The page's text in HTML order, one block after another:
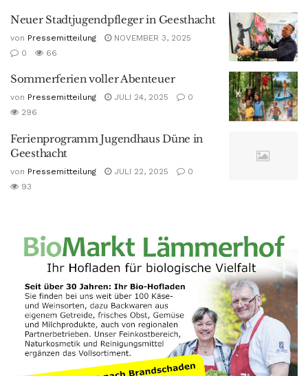
Neuer Stadtjugendpfleger in Geesthacht
von Pressemitteilung
NOVEMBER 3, 2025
0
66
Sommerferien voller Abenteuer
von Pressemitteilung JULI 24, 2025
0
296
Ferienprogramm Jugendhaus Düne in
Geesthacht
von Pressemitteilung JULI 22, 2025
0
93